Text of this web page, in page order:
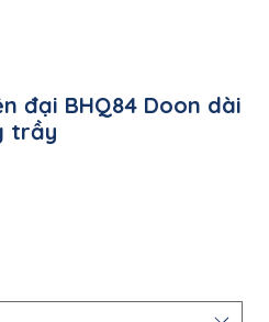
đại BHQ84 Doon dài
trầy